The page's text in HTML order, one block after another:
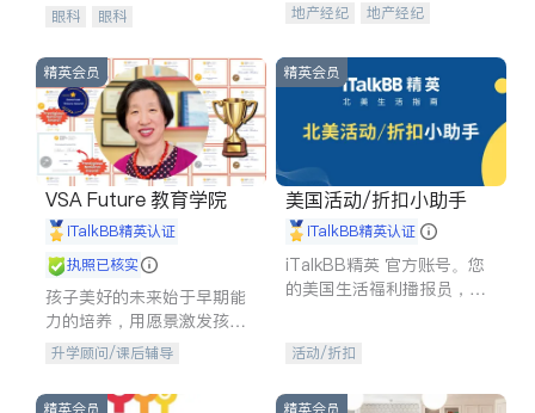
眼科 眼科 地产经纪
地产经纪
商铺租售
精英会员
VSA Future 教育学院
iTalkBB精英认证
执照已核实
孩子美好的未来始于早期能
力的培养，用愿景激发孩子
的学习潜力和动力。理念：
石。
升学顾问/课后辅导
精英会员
美国活动/折扣小助手
iTalkBB精英认证
iTalkBB精英 官方账号。您
的美国生活福利播报员，精
专属福利。
活动/折扣
精英会员 精英会员